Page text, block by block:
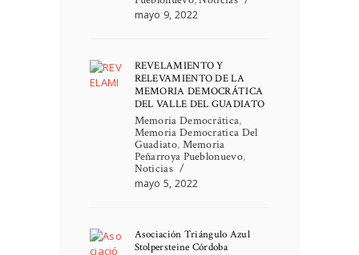
mayo 9, 2022
REVELAMIENTO Y
RELEVAMIENTO DE LA
MEMORIA DEMOCRÁTICA
DEL VALLE DEL GUADIATO
Memoria Democrática,
Memoria Democratica Del
Guadiato, Memoria
Peñarroya Pueblonuevo,
Noticias
mayo 5, 2022
Asociación Triángulo Azul
Stolpersteine Córdoba